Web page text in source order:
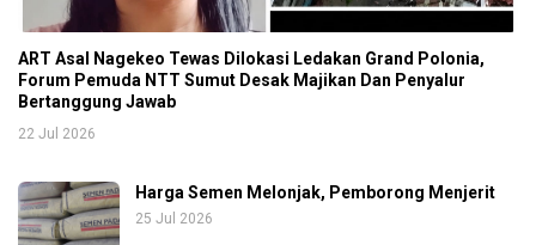
ART Asal Nagekeo Tewas Dilokasi Ledakan Grand Polonia,
Forum Pemuda NTT Sumut Desak Majikan Dan Penyalur
Bertanggung Jawab
22 Jul 2026
Harga Semen Melonjak, Pemborong Menjerit
25 Jul 2026